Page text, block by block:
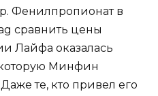
Фенилпропионат в
сравнить цены
Лайфа оказалась
Минфин
те, кто привел его